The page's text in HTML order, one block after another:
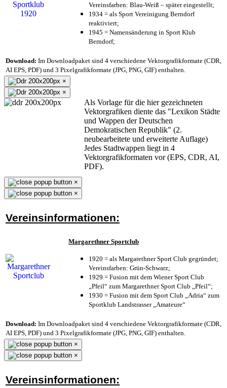
Vereinsfarben: Blau-Weiß – später eingestellt;
1934 = als Sport Vereinigung Berndorf
reaktiviert;
1945 = Namensänderung in Sport Klub
Berndorf;
Download: Im Downloadpaket sind 4 verschiedene Vektorgrafikformate (CDR,
AI EPS, PDF) und 3 Pixelgrafikformate (JPG, PNG, GIF) enthalten.
×
×
Als Vorlage für die hier gezeichneten
Vektorgrafiken diente das "Lexikon Städte
und Wappen der Deutschen
Demokratischen Republik" (2.
neubearbeitete und erweiterte Auflage)
Jedes Stadtwappen liegt in 4
Vektorgrafikformaten vor (EPS, CDR, AI,
PDF).
×
×
Vereinsinformationen:
Margarethner Sportclub
1920 = als Margarethner Sport Club gegründet;
Vereinsfarben: Grün-Schwarz;
1929 = Fusion mit dem Wiener Sport Club
„Pfeil“ zum Margarethner Sport Club „Pfeil“;
1930 = Fusion mit dem Sport Club „Adria“ zum
Sportklub Landstrasser „Amateure“
Download: Im Downloadpaket sind 4 verschiedene Vektorgrafikformate (CDR,
AI EPS, PDF) und 3 Pixelgrafikformate (JPG, PNG, GIF) enthalten.
×
×
Vereinsinformationen: